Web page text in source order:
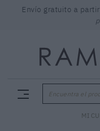
Envío gratuito a
Encuentra el
MI